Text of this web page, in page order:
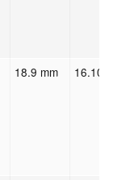
18.9 mm 16.10"